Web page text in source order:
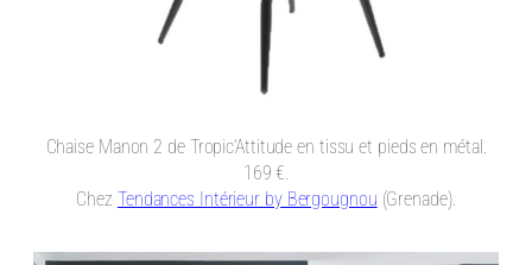
Chaise Manon 2 de Tropic’Attitude en tissu et pieds en métal.
169 €.
Chez Tendances Intérieur by Bergougnou (Grenade).